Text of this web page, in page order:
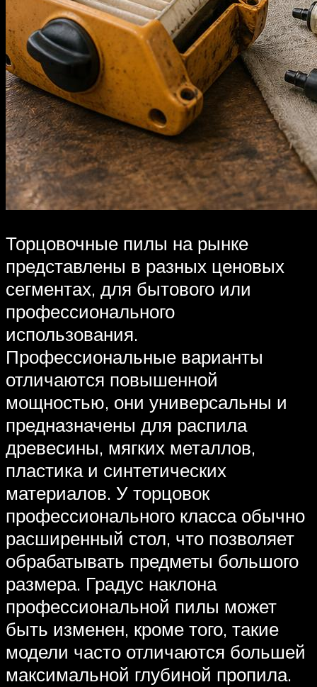
Торцовочные пилы на рынке
представлены в разных ценовых
сегментах, для бытового или
профессионального
использования.
Профессиональные варианты
отличаются повышенной
мощностью, они универсальны и
предназначены для распила
древесины, мягких металлов,
пластика и синтетических
материалов. У торцовок
профессионального класса обычно
расширенный стол, что позволяет
обрабатывать предметы большого
размера. Градус наклона
профессиональной пилы может
быть изменен, кроме того, такие
модели часто отличаются большей
максимальной глубиной пропила.